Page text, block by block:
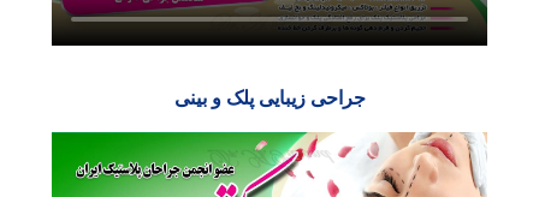
جراحی زیبایی پلک و بینی